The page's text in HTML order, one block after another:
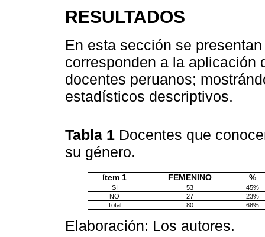
RESULTADOS
En esta sección se
corresponden a la aplicación
docentes peruanos;
estadísticos descriptivos.
Tabla 1 Docentes que
su género.
ítem 1 FEMENINO %
SI 53
45%
NO
27
23%
Total
80 68%
Elaboración: Los autores.